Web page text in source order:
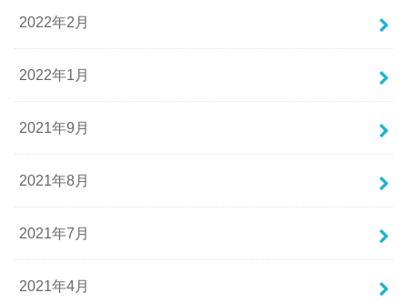
2022年2月
2022年1月
2021年9月
2021年8月
2021年7月
2021年4月